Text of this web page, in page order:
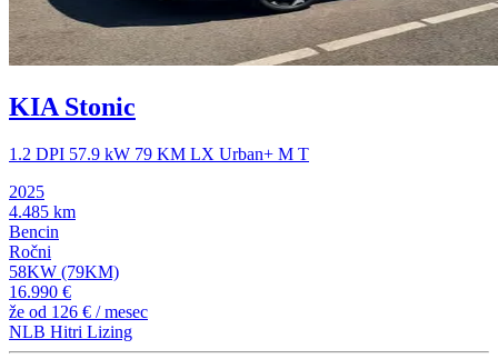
KIA Stonic
1.2 DPI 57.9 kW 79 KM LX Urban+ M T
2025
4.485 km
Bencin
Ročni
58KW (79KM)
16.990 €
že od 126 € / mesec
NLB Hitri Lizing